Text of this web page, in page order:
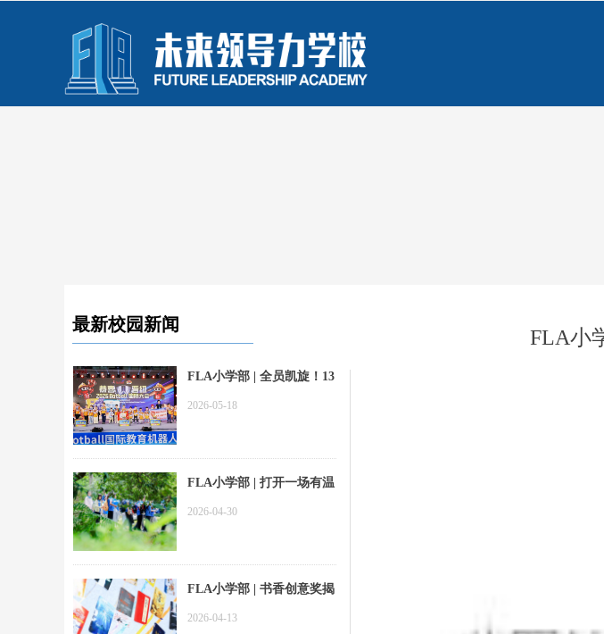
FLA小
FLA小学部 | 全员凯旋！13
名学子在Botball亚洲分会
2026-05-18
FLA小学部 | 打开一场有温
度的热带研学之旅
2026-04-30
FLA小学部 | 书香创意奖揭
晓！看师生如何“墙”势出
2026-04-13
最新校园新闻